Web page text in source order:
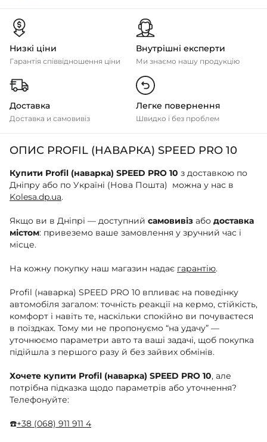
Низкі ціни
Гарантія співвідношення ціни
Внутрішні експерти
Ми знаємо нашу продукцію
Доставка
Доставка и самовивіз
Легке повернення
Швидко і без проблем
ОПИС PROFIL (НАВАРКА) SPEED PRO 10
Купити Profil (наварка) SPEED PRO 10 з доставкою по
Дніпру або по Україні (Нова Пошта) можна у нас в
Kolesa.dp.ua.
Якщо ви в Дніпрі — доступний самовивіз або доставка
містом: привеземо ваше замовлення у зручний час і
місце.
На кожну покупку наш магазин надає гарантію.
Profil (наварка) SPEED PRO 10 впливає на поведінку
автомобіля загалом: точність реакції на кермо, стійкість,
комфорт і навіть те, наскільки спокійно ви почуваєтеся
в поїздках. Тому ми не пропонуємо “на удачу” —
уточнюємо параметри авто та ваші задачі, щоб покупка
підійшла з першого разу й без зайвих обмінів.
Хочете купити Profil (наварка) SPEED PRO 10, але
потрібна підказка щодо параметрів або уточнення?
Телефонуйте:
☎️+38 (068) 911 911 4